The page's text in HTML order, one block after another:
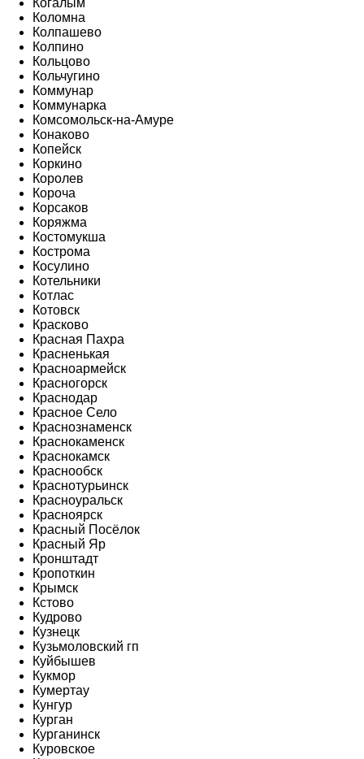
Когалым
Коломна
Колпашево
Колпино
Кольцово
Кольчугино
Коммунар
Коммунарка
Комсомольск-на-Амуре
Конаково
Копейск
Коркино
Королев
Короча
Корсаков
Коряжма
Костомукша
Кострома
Косулино
Котельники
Котлас
Котовск
Красково
Красная Пахра
Красненькая
Красноармейск
Красногорск
Краснодар
Красное Село
Краснознаменск
Краснокаменск
Краснокамск
Краснообск
Краснотурьинск
Красноуральск
Красноярск
Красный Посёлок
Красный Яр
Кронштадт
Кропоткин
Крымск
Кстово
Кудрово
Кузнецк
Кузьмоловский гп
Куйбышев
Кукмор
Кумертау
Кунгур
Курган
Курганинск
Куровское